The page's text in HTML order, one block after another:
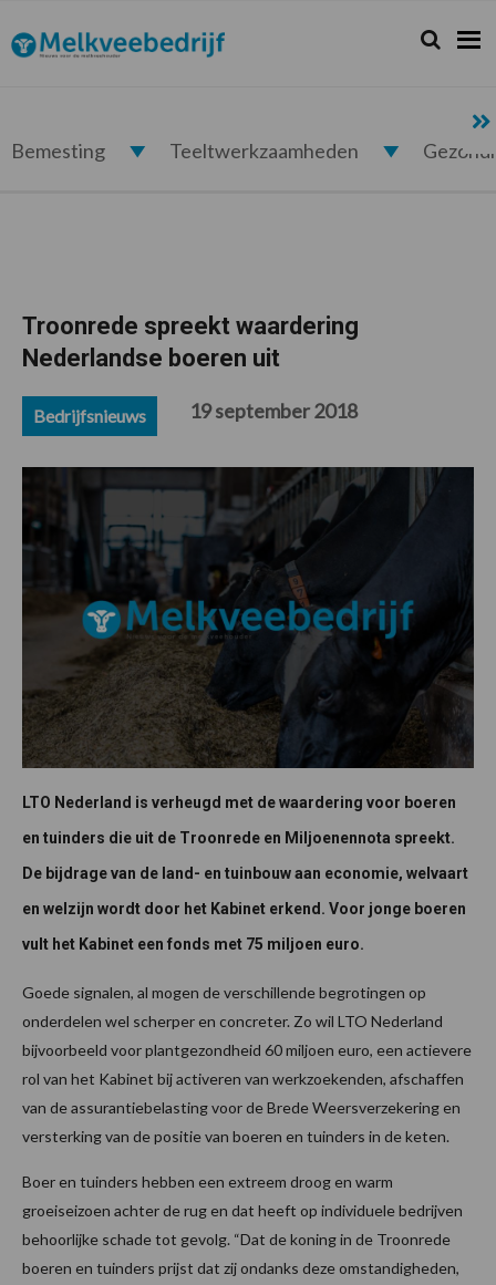
de
hoofdnavigatie
de
hoofd
de
eerste
de
voettekst
Melkveebedrijf.nl Zoeken...
Zoek
Bemesting Teeltwerkzaamheden
Troonrede spreekt waardering
Nederlandse boeren uit
Bedrijfsnieuws 19 september 2018
LTO Nederland is verheugd met de waardering voor boeren
en tuinders die uit de Troonrede en Miljoenennota spreekt.
De bijdrage van de land- en tuinbouw aan economie, welvaart
en welzijn wordt door het Kabinet erkend. Voor jonge boeren
vult het Kabinet een fonds met 75 miljoen euro.
Goede signalen, al mogen de verschillende begrotingen op
onderdelen wel scherper en concreter. Zo wil LTO Nederland
bijvoorbeeld voor plantgezondheid 60 miljoen euro, een actievere
rol van het Kabinet bij activeren van werkzoekenden, afschaffen
van de assurantiebelasting voor de Brede Weersverzekering en
versterking van de positie van boeren en tuinders in de keten.
Boer en tuinders hebben een extreem droog en warm
groeiseizoen achter de rug en dat heeft op individuele bedrijven
behoorlijke schade tot gevolg. “Dat de koning in de Troonrede
boeren en tuinders prijst dat zij ondanks deze omstandigheden,